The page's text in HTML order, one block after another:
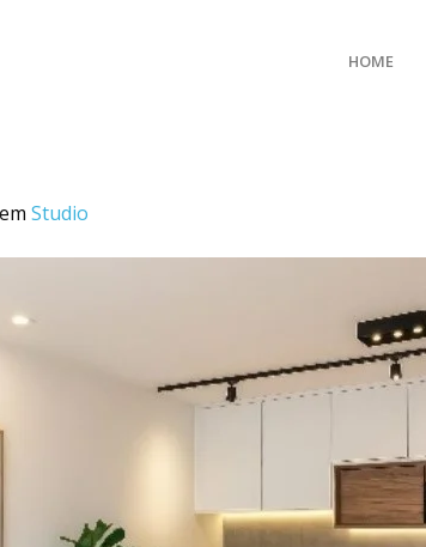
HOME
em Studio